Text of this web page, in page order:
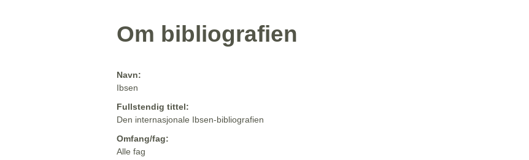
Om bibliografien
Navn:
Ibsen
Fullstendig tittel:
Den internasjonale Ibsen-bibliografien
Omfang/fag:
Alle fag